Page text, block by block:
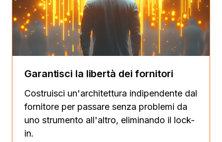
Garantisci la libertà dei fornitori
Costruisci un'architettura indipendente dal
fornitore per passare senza problemi da
uno strumento all'altro, eliminando il lock-
in.